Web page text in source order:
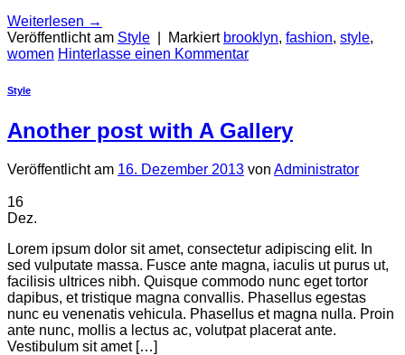
Weiterlesen →
Veröffentlicht am Style Markiert brooklyn, fashion, style,
women Hinterlasse einen Kommentar
Style
Another post with A Gallery
Veröffentlicht am 16. Dezember 2013 von Administrator
16
Dez.
Lorem ipsum dolor sit amet, consectetur adipiscing elit. In
sed vulputate massa. Fusce ante magna, iaculis ut purus ut,
facilisis ultrices nibh. Quisque commodo nunc eget tortor
dapibus, et tristique magna convallis. Phasellus egestas
nunc eu venenatis vehicula. Phasellus et magna nulla. Proin
ante nunc, mollis a lectus ac, volutpat placerat ante.
Vestibulum sit amet […]